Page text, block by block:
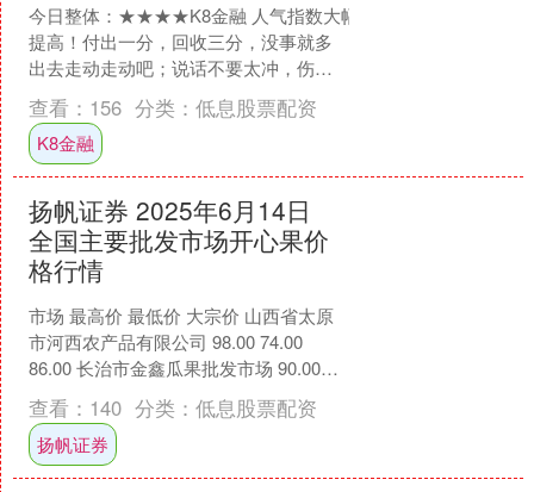
今日整体：★★★★K8金融 人气指数大幅
提高！付出一分，回收三分，没事就多
出去走动走动吧；说话不要太冲，伤人
也害己；留意心脏相关疾病，若身体有
不适就要尽快就医。....
查看： 156 分类： 低息股票配资
K8金融
扬帆证券 2025年6月14日
全国主要批发市场开心果价
格行情
市场 最高价 最低价 大宗价 山西省太原
市河西农产品有限公司 98.00 74.00
86.00 长治市金鑫瓜果批发市场 90.00
78.00 85.00 新....
查看： 140 分类： 低息股票配资
扬帆证券